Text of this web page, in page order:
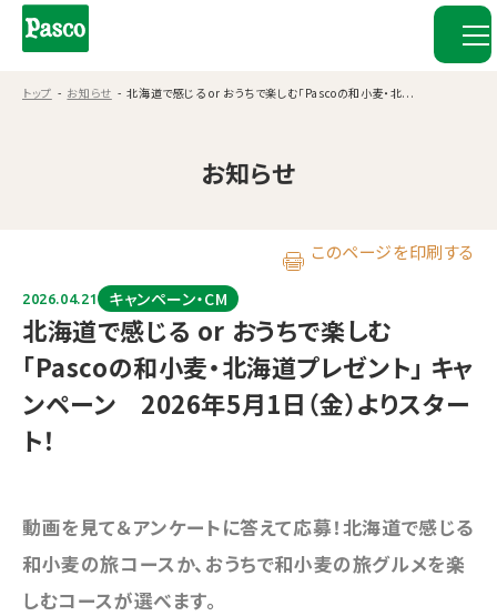
トップ お知らせ 北海道で感じる or おうちで楽しむ「Pascoの和小麦・北...
お知らせ
北海道で感じる or おうちで楽しむ
「Pascoの和小麦・北海道プレゼント」 キャ
ンペーン 2026年5月1日（金）よりスター
ト！
2026.04.21 キャンペーン・CM
このページを印刷する
動画を見て＆アンケートに答えて応募！北海道で感じる
和小麦の旅コースか、おうちで和小麦の旅グルメを楽
しむコースが選べます。